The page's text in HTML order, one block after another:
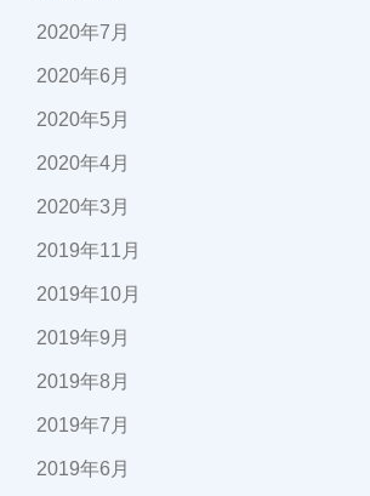
2020年7月
2020年6月
2020年5月
2020年4月
2020年3月
2019年11月
2019年10月
2019年9月
2019年8月
2019年7月
2019年6月